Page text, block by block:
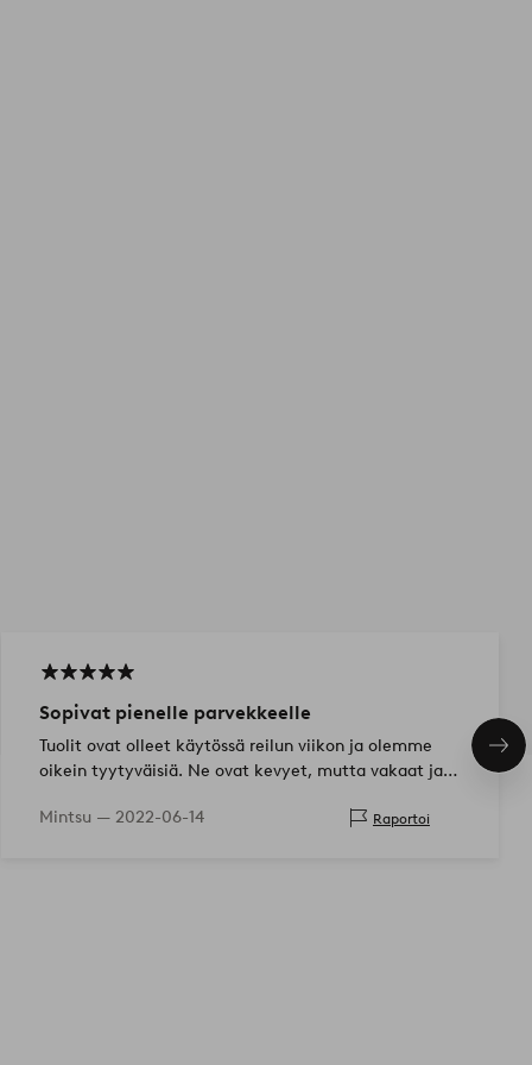
Sopivat pienelle parvekkeelle
Tuolit ovat olleet käytössä reilun viikon ja olemme
oikein tyytyväisiä. Ne ovat kevyet, mutta vakaat ja
mukava istua pid…
Mintsu — 2022-06-14 Raportoi